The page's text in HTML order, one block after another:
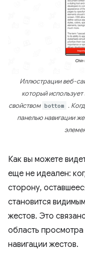
Иллюстрации веб-
который
свойством bottom .
панелью навигации
Как вы можете
еще не идеален:
сторону,
становится
жестов. Это
область
навигации жестов.